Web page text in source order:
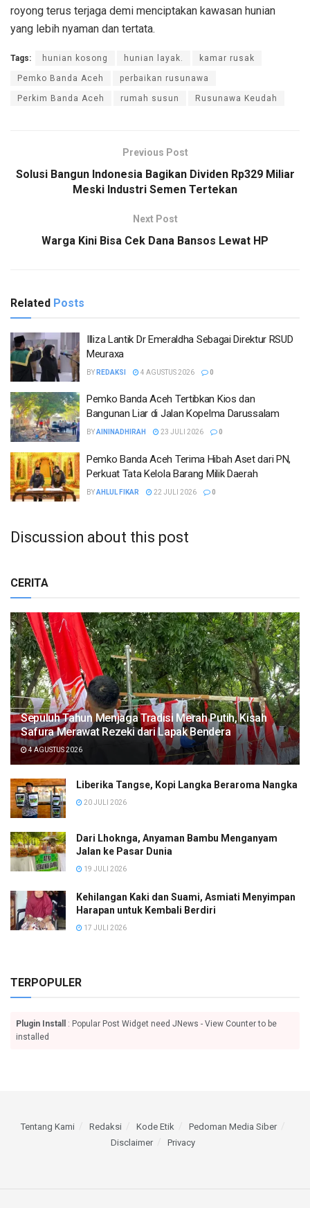
royong terus terjaga demi menciptakan kawasan hunian
yang lebih nyaman dan tertata.
Tags: hunian kosong hunian layak. kamar rusak
Pemko Banda Aceh perbaikan rusunawa
Perkim Banda Aceh rumah susun Rusunawa Keudah
Previous Post
Solusi Bangun Indonesia Bagikan Dividen Rp329 Miliar
Meski Industri Semen Tertekan
Next Post
Warga Kini Bisa Cek Dana Bansos Lewat HP
Related Posts
Illiza Lantik Dr Emeraldha Sebagai Direktur RSUD
Meuraxa
BY REDAKSI 4 AGUSTUS 2026 0
Pemko Banda Aceh Tertibkan Kios dan
Bangunan Liar di Jalan Kopelma Darussalam
BYAININADHIRAH 23 JULI 2026 0
Pemko Banda Aceh Terima Hibah Aset dari PN,
Perkuat Tata Kelola Barang Milik Daerah
BYAHLUL FIKAR 22 JULI 2026 0
Discussion about this post
CERITA
Sepuluh Tahun Menjaga Tradisi Merah Putih, Kisah
Safura Merawat Rezeki dari Lapak Bendera
4 AGUSTUS 2026
Liberika Tangse, Kopi Langka Beraroma Nangka
20 JULI 2026
Dari Lhoknga, Anyaman Bambu Menganyam
Jalan ke Pasar Dunia
19 JULI 2026
Kehilangan Kaki dan Suami, Asmiati Menyimpan
Harapan untuk Kembali Berdiri
17 JULI 2026
TERPOPULER
Plugin Install
: Popular Post Widget need JNews - View Counter to be
installed
Tentang Kami Redaksi Kode Etik
Pedoman Media Siber
Disclaimer
Privacy